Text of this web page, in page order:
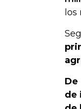
De
de